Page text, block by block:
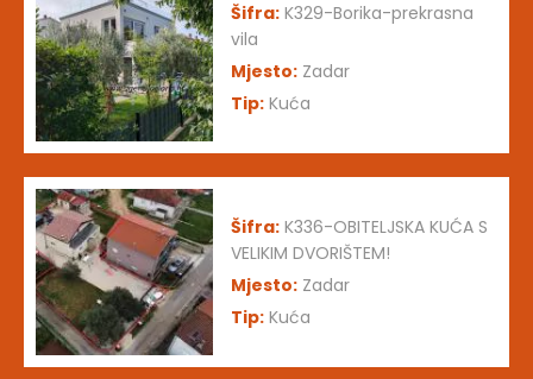
Šifra: K329-Borika-prekrasna
vila
Mjesto: Zadar
Tip: Kuća
Šifra: K336-OBITELJSKA KUĆA S
VELIKIM DVORIŠTEM!
Mjesto: Zadar
Tip: Kuća